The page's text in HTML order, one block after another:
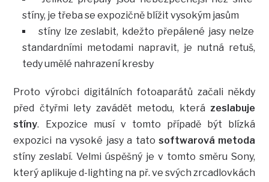
stíny, je třeba se expozičně blížit vysokým jasům
stíny lze zeslabit, kdežto přepálené jasy nelze
standardními metodami napravit, je nutná retuš,
tedy umělé nahrazení kresby
Proto výrobci digitálních fotoaparátů začali někdy
před čtyřmi lety zavádět metodu, která zeslabuje
stíny. Expozice musí v tomto případě být blízká
expozici na vysoké jasy a tato softwarová metoda
stíny zeslabí. Velmi úspěšný je v tomto směru Sony,
který aplikuje d-lighting na př. ve svých zrcadlovkách